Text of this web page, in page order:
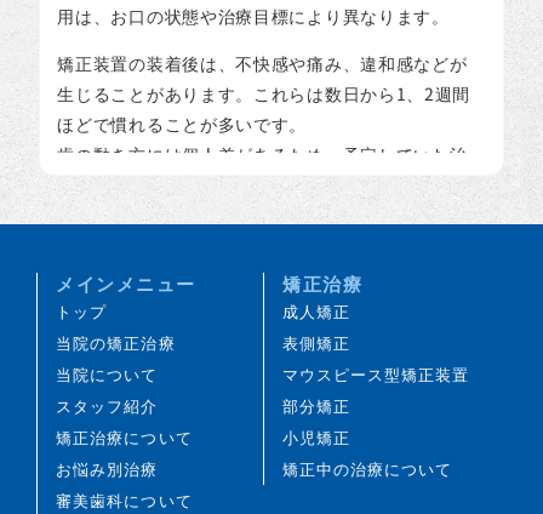
用は、お口の状態や治療目標により異なります。
矯正装置の装着後は、不快感や痛み、違和感などが
生じることがあります。これらは数日から1、2週間
ほどで慣れることが多いです。
歯の動き方には個人差があるため、予定していた治
療期間が延長する可能性があります。
装置の使用状況、顎間ゴムの使用状況、定期的な通
果や治療期間に影響が出ることがあります。
治療中は装置により歯みがきがしにくくなるため、
虫歯や歯周病のリスクが高まることがあります。丁
寧な歯みがきや定期的なメインテナンスが重要で
す。また、歯の移動に伴い、これまで見えにくかっ
た虫歯が見つかることがあります。
歯を動かすことにより、歯根が吸収して短くなるこ
とがあります。また、歯ぐきがやせて下がることが
メインメニュー
トップ
当院の矯正治療
当院について
スタッフ紹介
矯正治療について
お悩み別治療
審美歯科について
矯正治療
成人矯正
表側矯正
マウスピース型矯正装置
部分矯正
小児矯正
矯正中の治療について